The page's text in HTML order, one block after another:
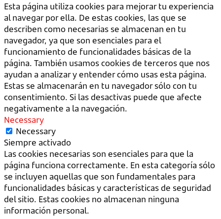
Esta página utiliza cookies para mejorar tu experiencia
al navegar por ella. De estas cookies, las que se
describen como necesarias se almacenan en tu
navegador, ya que son esenciales para el
funcionamiento de funcionalidades básicas de la
página. También usamos cookies de terceros que nos
ayudan a analizar y entender cómo usas esta página.
Estas se almacenarán en tu navegador sólo con tu
consentimiento. Si las desactivas puede que afecte
negativamente a la navegación.
Necessary
Necessary
Siempre activado
Las cookies necesarias son esenciales para que la
página funciona correctamente. En esta categoría sólo
se incluyen aquellas que son fundamentales para
funcionalidades básicas y características de seguridad
del sitio. Estas cookies no almacenan ninguna
información personal.